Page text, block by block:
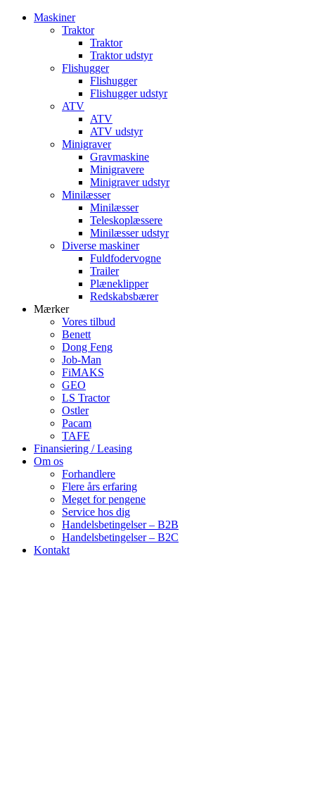
Maskiner
Traktor
Traktor
Traktor udstyr
Flishugger
Flishugger
Flishugger udstyr
ATV
ATV
ATV udstyr
Minigraver
Gravmaskine
Minigravere
Minigraver udstyr
Minilæsser
Minilæsser
Teleskoplæssere
Minilæsser udstyr
Diverse maskiner
Fuldfodervogne
Trailer
Plæneklipper
Redskabsbærer
Mærker
Vores tilbud
Benett
Dong Feng
Job-Man
FiMAKS
GEO
LS Tractor
Ostler
Pacam
TAFE
Finansiering / Leasing
Om os
Forhandlere
Flere års erfaring
Meget for pengene
Service hos dig
Handelsbetingelser – B2B
Handelsbetingelser – B2C
Kontakt